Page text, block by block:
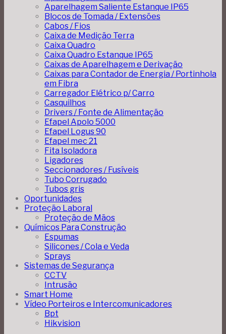
Aparelhagem Saliente Estanque IP65
Blocos de Tomada / Extensões
Cabos / Fios
Caixa de Medição Terra
Caixa Quadro
Caixa Quadro Estanque IP65
Caixas de Aparelhagem e Derivação
Caixas para Contador de Energia / Portinhola
em Fibra
Carregador Elétrico p/ Carro
Casquilhos
Drivers / Fonte de Alimentação
Efapel Apolo 5000
Efapel Logus 90
Efapel mec 21
Fita Isoladora
Ligadores
Seccionadores / Fusíveis
Tubo Corrugado
Tubos gris
Oportunidades
Proteção Laboral
Proteção de Mãos
Químicos Para Construção
Espumas
Silicones / Cola e Veda
Sprays
Sistemas de Segurança
CCTV
Intrusão
Smart Home
Vídeo Porteiros e Intercomunicadores
Bpt
Hikvision